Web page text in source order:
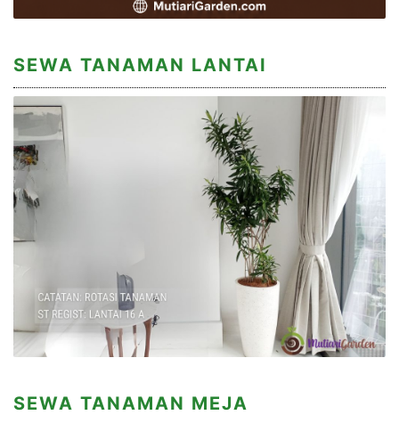
SEWA TANAMAN LANTAI
SEWA TANAMAN MEJA